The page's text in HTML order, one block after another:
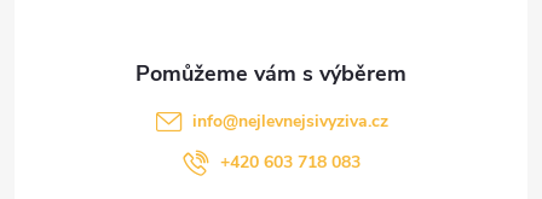
info@nejlevnejsivyziva.cz
+420 603 718 083